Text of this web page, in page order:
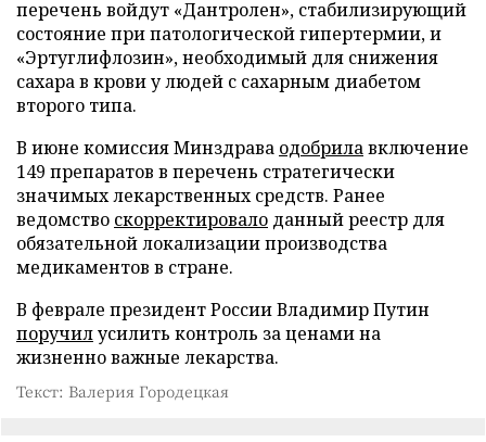
перечень войдут «Дантролен», стабилизирующий
состояние при патологической гипертермии, и
«Эртуглифлозин», необходимый для снижения
сахара в крови у людей с сахарным диабетом
второго типа.
В июне комиссия Минздрава одобрилавключение
149 препаратов в перечень стратегически
значимых лекарственных средств. Ранее
ведомство скорректировало данный реестр для
обязательной локализации производства
медикаментов в стране.
В феврале президент России Владимир Путин
поручилусилить контроль за ценами на
жизненно важные лекарства.
Текст: Валерия Городецкая